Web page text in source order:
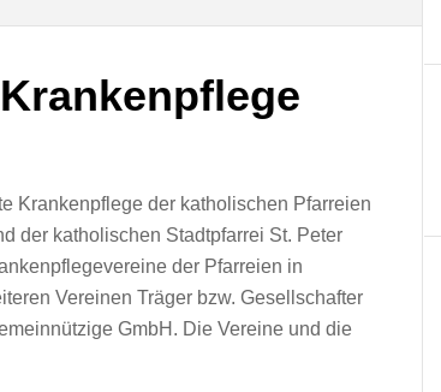
Krankenpflege der katholischen Pfarreien
der katholischen Stadtpfarrei St. Peter
der Pfarreien in
Vereinen Träger bzw. Gesellschafter
GmbH. Die Vereine und die